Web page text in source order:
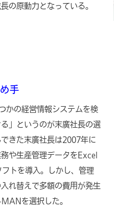
の原動力となっている。
手
かの経営情報システムを検
」というのが末廣社長の選
きた末廣社長は2007年に
や生産管理データをExcel
トを導入。しかし、管理
れ替えで多額の費用が発生
を選択した。